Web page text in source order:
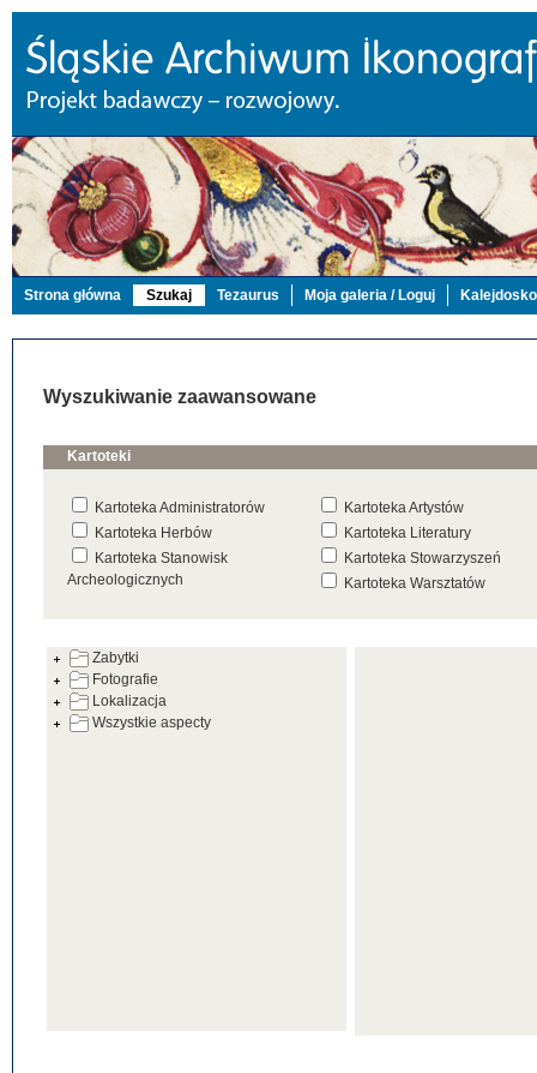
Strona główna Szukaj Tezaurus Moja galeria / Loguj
Wyszukiwanie zaawansowane
Kartoteki
Kartoteka Administratorów
Kartoteka Artystów
Kartoteka Herbów
Kartoteka Literatury
Kartoteka Stanowisk
Archeologicznych
Kartoteka Stowarzyszeń
Kartoteka Warsztatów
Zabytki
Fotografie
Lokalizacja
Wszystkie aspecty